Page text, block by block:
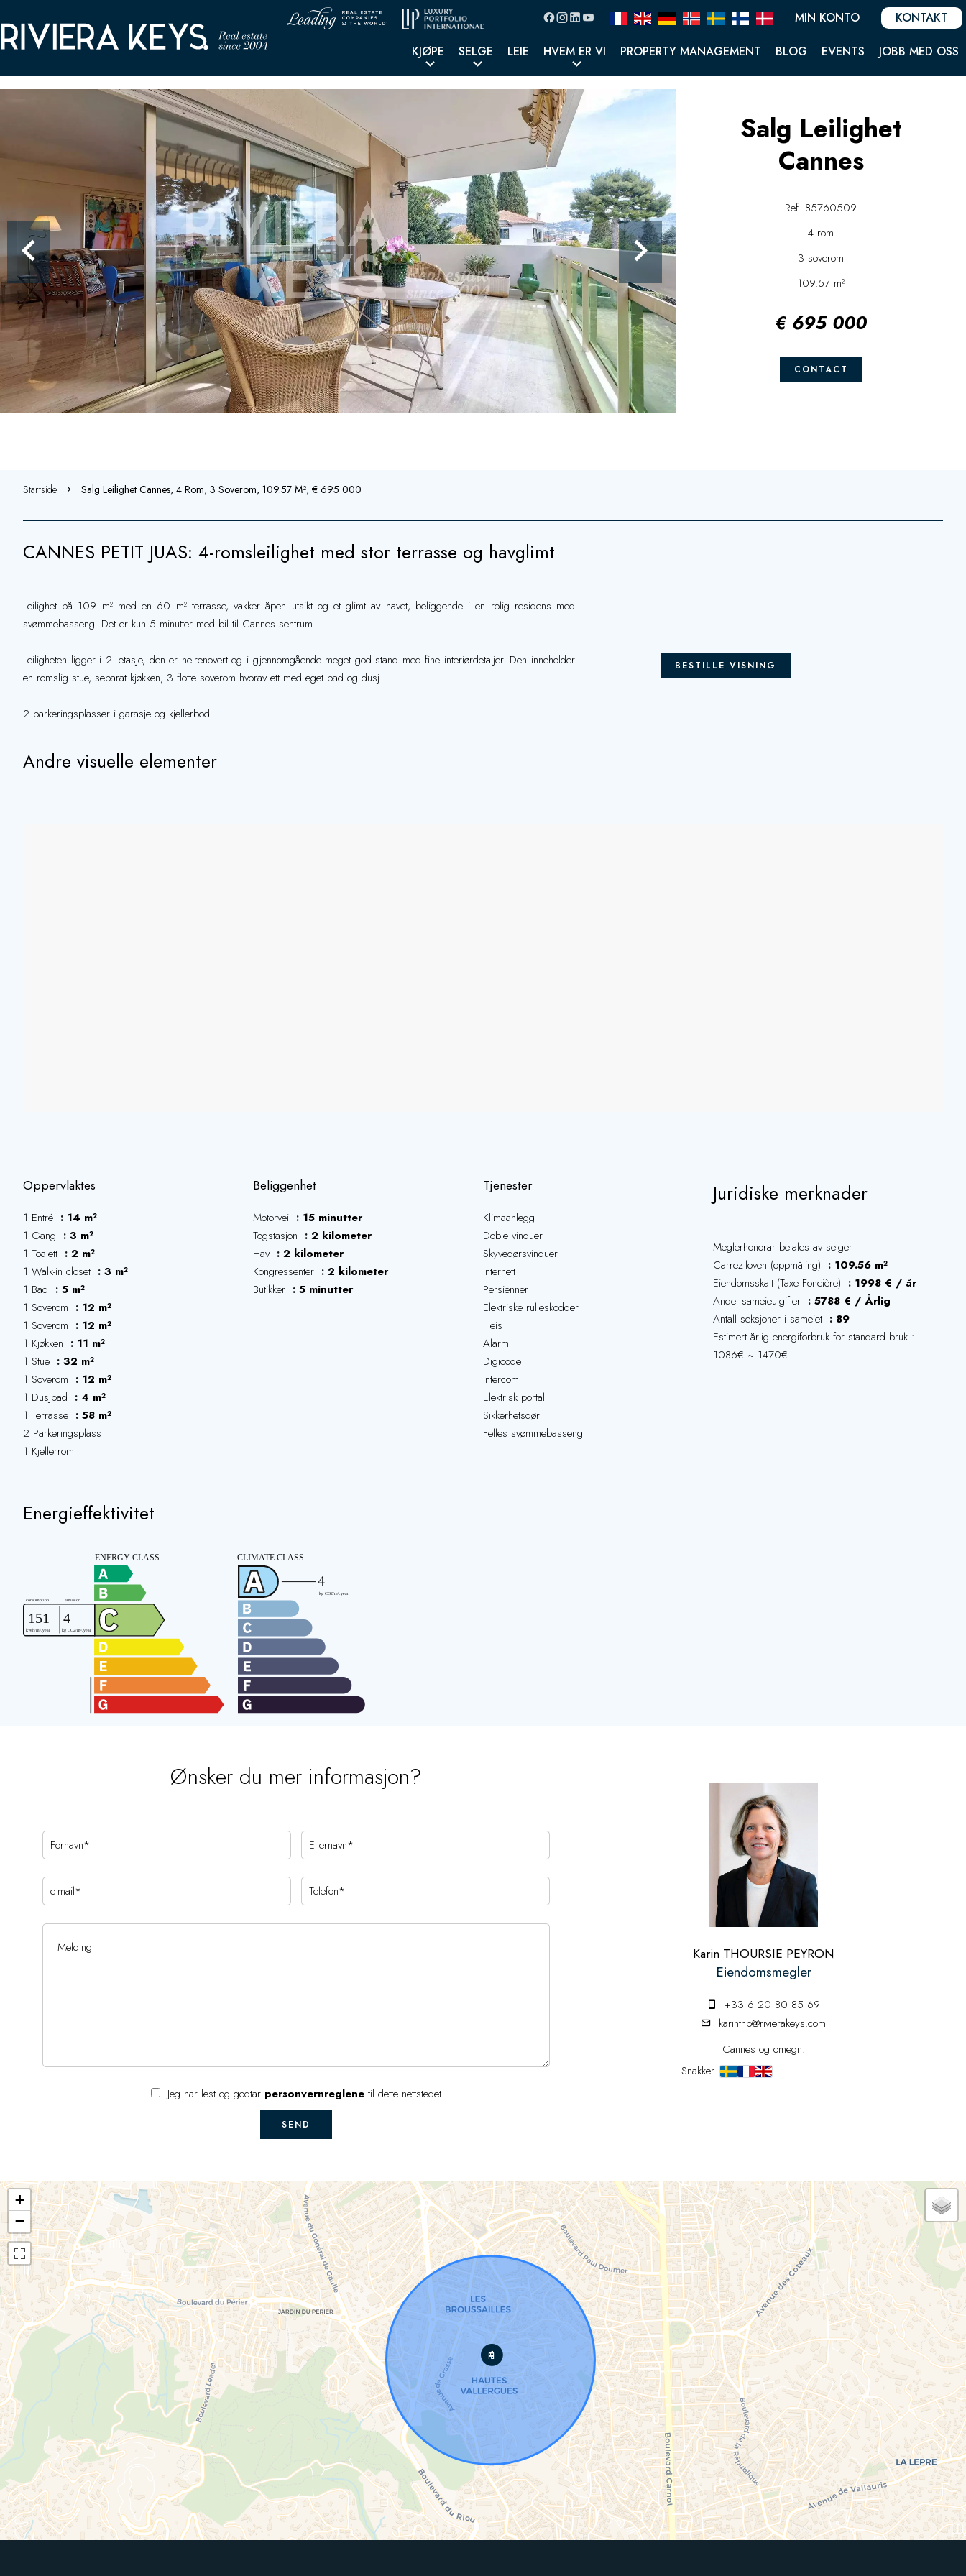
MIN KONTO KONTAKT
KJØPE SELGE LEIE HVEM ER VI PROPERTY MANAGEMENT BLOG EVENTS JOBB MED OSS
Salg Leilighet
Cannes
Ref. 85760509
4 rom
3 soverom
109.57 m²
€ 695 000
CONTACT
Startside Salg Leilighet Cannes, 4 Rom, 3 Soverom, 109.57 M², € 695 000
BESTILLE VISNING
CANNES PETIT JUAS: 4-romsleilighet med stor terrasse og havglimt
Leilighet på 109 m² med en 60 m² terrasse, vakker åpen utsikt og et glimt av havet, beliggende i en rolig residens med
svømmebasseng. Det er kun 5 minutter med bil til Cannes sentrum.
Leiligheten ligger i 2. etasje, den er helrenovert og i gjennomgående meget god stand med fine interiørdetaljer. Den inneholder
en romslig stue, separat kjøkken, 3 flotte soverom hvorav ett med eget bad og dusj.
2 parkeringsplasser i garasje og kjellerbod.
Andre visuelle elementer
Oppervlaktes
1 Entré
14 m²
1 Gang
3 m²
1 Toalett
2 m²
1 Walk-in closet
3 m²
1 Bad
5 m²
1 Soverom
12 m²
1 Soverom
12 m²
1 Kjøkken
11 m²
1 Stue
32 m²
1 Soverom
12 m²
1 Dusjbad
4 m²
1 Terrasse
58 m²
2 Parkeringsplass
1 Kjellerrom
Beliggenhet
Motorvei
15 minutter
Togstasjon
2 kilometer
Hav
2 kilometer
Kongressenter
2 kilometer
Butikker
5 minutter
Tjenester
Klimaanlegg
Doble vinduer
Skyvedørsvinduer
Internett
Persienner
Elektriske rulleskodder
Heis
Alarm
Digicode
Intercom
Elektrisk portal
Sikkerhetsdør
Felles svømmebasseng
Juridiske merknader
Meglerhonorar betales av selger
Carrez-loven (oppmåling)
109.56 m²
Eiendomsskatt (Taxe Foncière)
1998 € / år
Andel sameieutgifter
5788 € / Årlig
Antall seksjoner i sameiet
89
Estimert årlig energiforbruk for standard bruk :
1086€ ~ 1470€
Energieffektivitet
Ønsker du mer informasjon?
Jeg har lest og godtar personvernreglene til dette nettstedet
SEND
Karin THOURSIE PEYRON
Eiendomsmegler
+33 6 20 80 85 69
karinthp@rivierakeys.com
Cannes og omegn.
Snakker
+
−